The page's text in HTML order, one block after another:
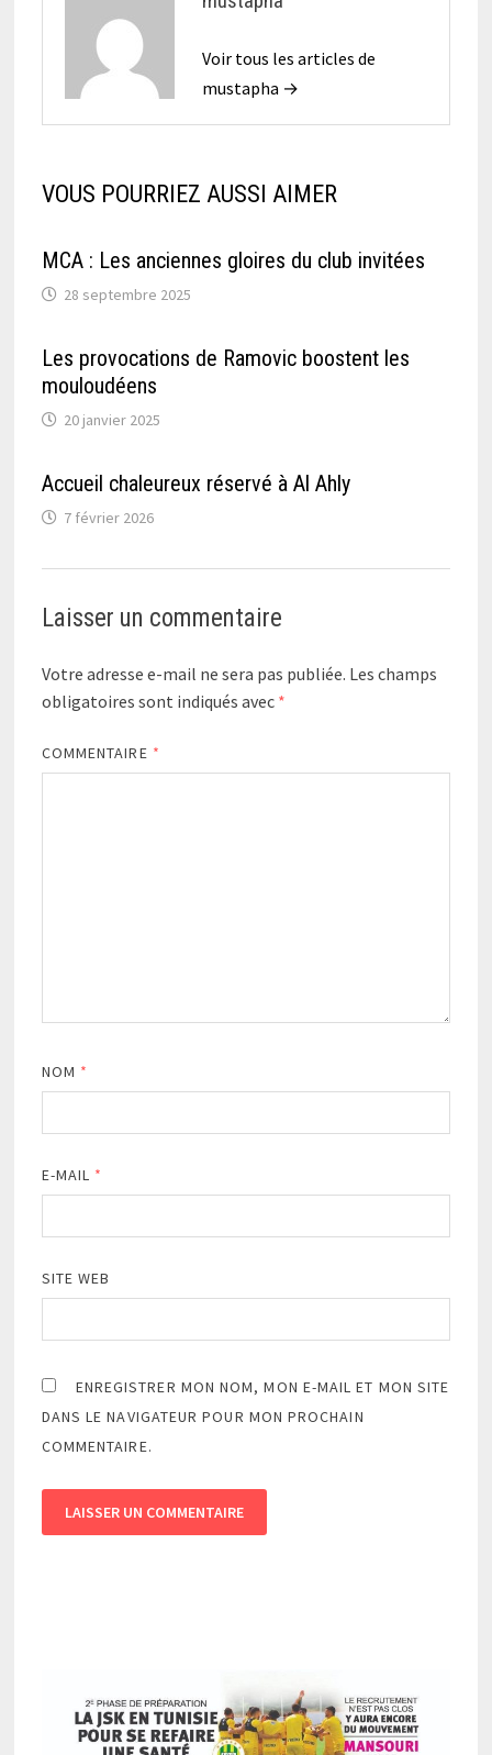
Voir tous les articles de
mustapha →
VOUS POURRIEZ AUSSI AIMER
MCA : Les anciennes gloires du club invitées
28 septembre 2025
Les provocations de Ramovic boostent les
mouloudéens
20 janvier 2025
Accueil chaleureux réservé à Al Ahly
7 février 2026
Laisser un commentaire
Votre adresse e-mail ne sera pas publiée. Les champs
obligatoires sont indiqués avec *
COMMENTAIRE *
NOM *
E-MAIL *
SITE WEB
ENREGISTRER MON NOM, MON E-MAIL ET MON SITE
DANS LE NAVIGATEUR POUR MON PROCHAIN
COMMENTAIRE.